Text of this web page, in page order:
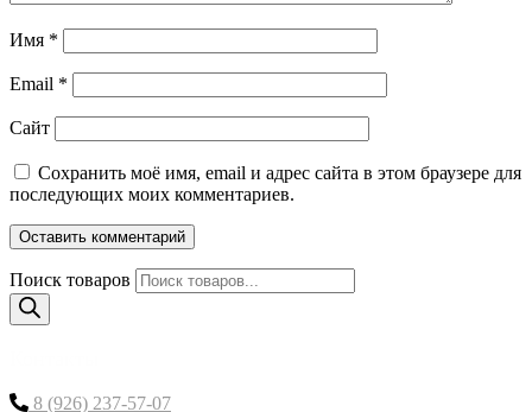
Имя *
Email *
Сайт
Сохранить моё имя, email и адрес сайта в этом браузере для
последующих моих комментариев.
Поиск товаров
8 (926) 237-57-07